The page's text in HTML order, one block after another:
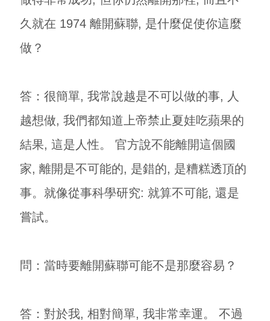
久就在 1974 離開蘇聯, 是什麼促使你這麼
做？
答：很簡單, 我常說越是不可以做的事, 人
越想做, 我們都知道上帝禁止夏娃吃蘋果的
結果, 這是人性。 官方說不能離開這個國
家, 離開是不可能的, 是錯的, 是糟糕透頂的
事。就像從事科學研究: 就算不可能, 還是
嘗試。
問：當時要離開蘇聯可能不是那麼容易？
答：對於我, 相對簡單, 我非常幸運。 不過